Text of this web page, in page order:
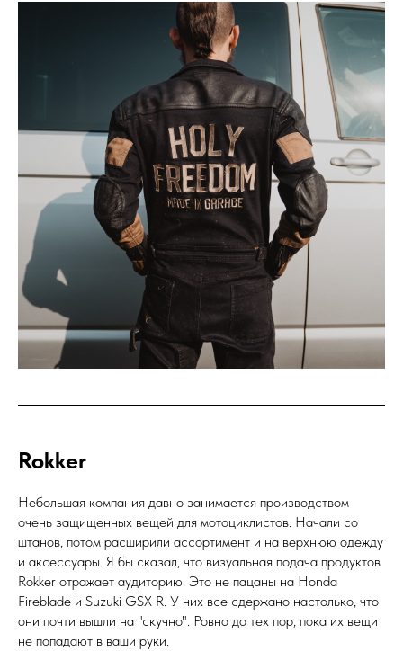
Rokker
Небольшая компания давно занимается производством
очень защищенных вещей для мотоциклистов. Начали со
штанов, потом расширили ассортимент и на верхнюю одежду
и аксессуары. Я бы сказал, что визуальная подача продуктов
Rokker отражает аудиторию. Это не пацаны на Honda
Fireblade и Suzuki GSX R. У них все сдержано настолько, что
они почти вышли на "скучно". Ровно до тех пор, пока их вещи
не попадают в ваши руки.